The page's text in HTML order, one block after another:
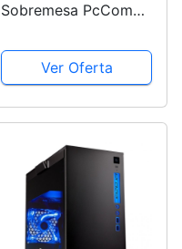
Sobremesa PcCom
/ 16GB RAM / 500GB
SSD / GTX 1650 4GB
Gaming Blanco
Ver Oferta